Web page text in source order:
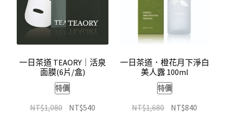
一日茶道 TEAORY｜活泉
面膜(6片/盒)
特價
NT$1,080 原NT$540目
一日茶道．橙花月下淨白
美人露 100ml
特價
NT$1,680
原NT$840